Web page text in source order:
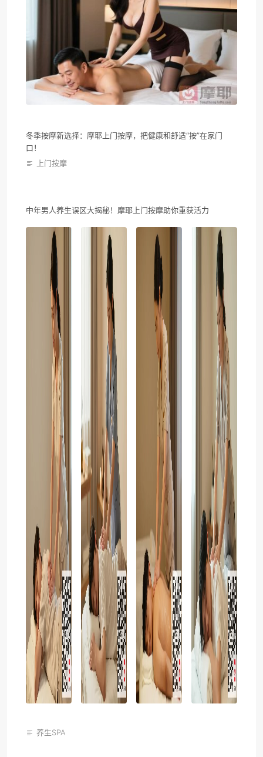
冬季按摩新选择：摩耶上门按摩，把健康和舒适“按”在家门
口！
上门按摩
中年男人养生误区大揭秘！摩耶上门按摩助你重获活力
养生SPA